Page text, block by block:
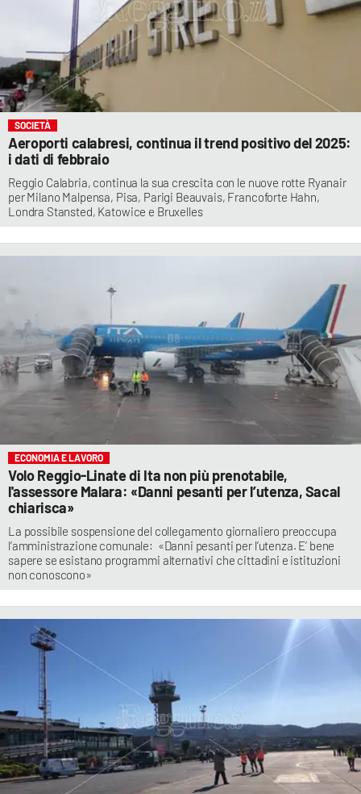
SOCIETÀ
Aeroporti calabresi, continua il trend positivo del 2025:
i dati di febbraio
Reggio Calabria, continua la sua crescita con le nuove rotte Ryanair
per Milano Malpensa, Pisa, Parigi Beauvais, Francoforte Hahn,
Londra Stansted, Katowice e Bruxelles
ECONOMIA E LAVORO
Volo Reggio-Linate di Ita non più prenotabile,
l'assessore Malara: «Danni pesanti per l’utenza, Sacal
chiarisca»
La possibile sospensione del collegamento giornaliero preoccupa
l’amministrazione comunale: «Danni pesanti per l’utenza. E’ bene
sapere se esistano programmi alternativi che cittadini e istituzioni
non conoscono»